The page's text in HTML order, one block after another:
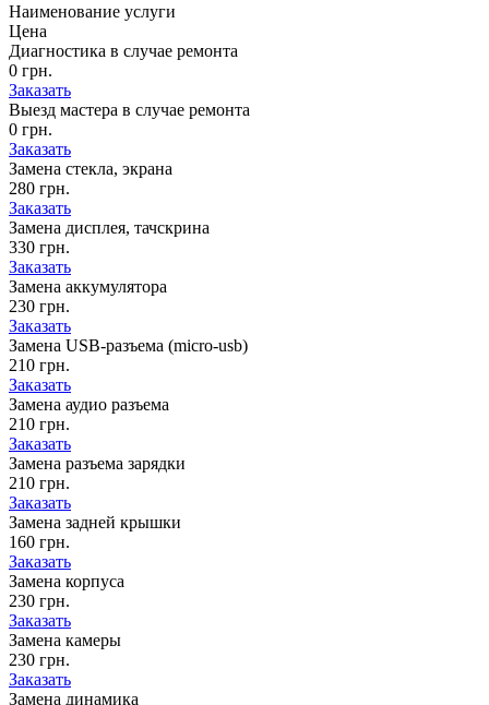
Наименование услуги
Цена
Диагностика в случае ремонта
0 грн.
Заказать
Выезд мастера в случае ремонта
0 грн.
Заказать
Замена стекла, экрана
280 грн.
Заказать
Замена дисплея, тачскрина
330 грн.
Заказать
Замена аккумулятора
230 грн.
Заказать
Замена USB-разъема (micro-usb)
210 грн.
Заказать
Замена аудио разъема
210 грн.
Заказать
Замена разъема зарядки
210 грн.
Заказать
Замена задней крышки
160 грн.
Заказать
Замена корпуса
230 грн.
Заказать
Замена камеры
230 грн.
Заказать
Замена динамика